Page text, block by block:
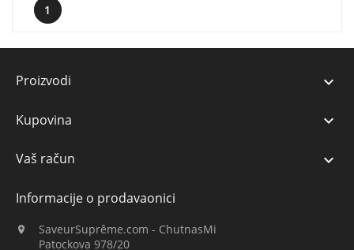
1
Proizvodi 
Kupovina 
Vaš račun 
Informacije o prodavaonici

SaveurSuprême.com - ChutnasMi
Patockova 978/20